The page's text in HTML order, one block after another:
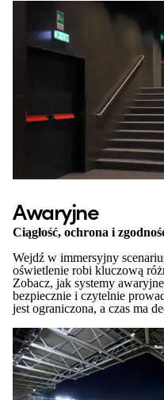
Awaryjne
Ciągłość, ochrona
Wejdź w immersyjny
oświetlenie robi kluczową
Zobacz, jak systemy
bezpiecznie i czytelnie
jest ograniczona, a czas ma